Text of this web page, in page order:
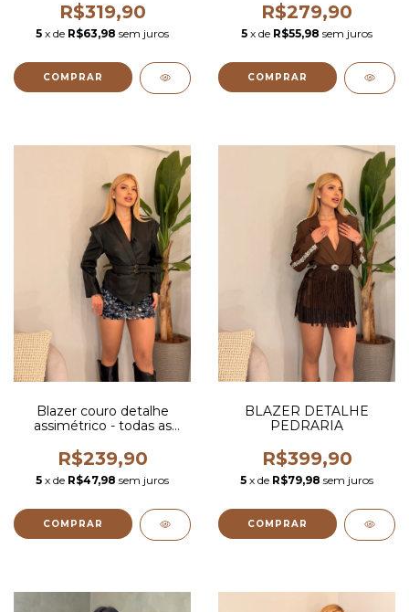
R$319,90
5 x de R$63,98 sem juros
COMPRAR
R$279,90
5 x de R$55,98 sem juros
COMPRAR
Blazer couro detalhe
assimétrico - todas as
R$239,90
5 x de R$47,98 sem juros
COMPRAR
BLAZER DETALHE
PEDRARIA
R$399,90
5 x de R$79,98 sem juros
COMPRAR